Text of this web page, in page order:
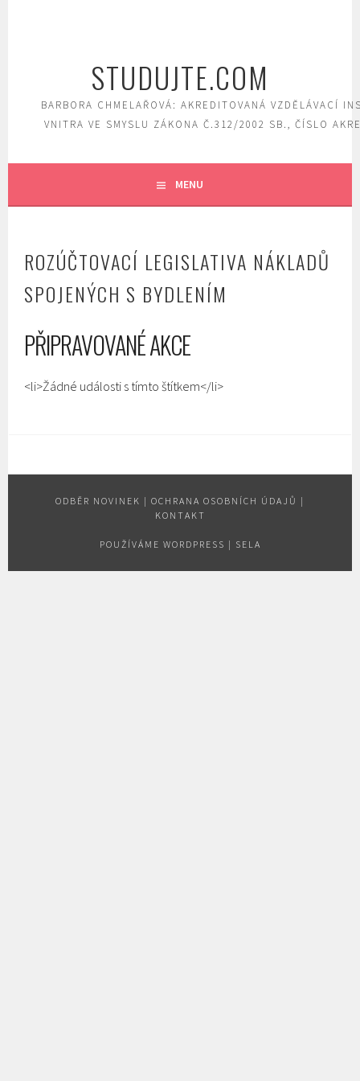
STUDUJTE.COM
BARBORA CHMELAŘOVÁ: AKREDITOVANÁ VZDĚLÁVACÍ
VNITRA VE SMYSLU ZÁKONA Č.312/2002 SB., ČÍSLO
MENU
ROZÚČTOVACÍ LEGISLATIVA NÁKLADŮ
SPOJENÝCH S BYDLENÍM
PŘIPRAVOVANÉ AKCE
<li>Žádné události s tímto štítkem</li>
ODBĚR NOVINEK | OCHRANA OSOBNÍCH ÚDAJŮ |
KONTAKT
POUŽÍVÁME WORDPRESS | SELA